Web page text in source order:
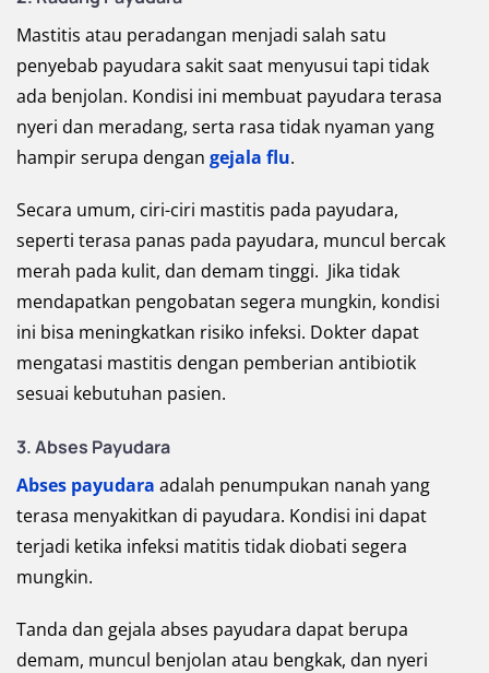
Mastitis atau peradangan menjadi salah satu
penyebab payudara sakit saat menyusui tapi tidak
ada benjolan. Kondisi ini membuat payudara terasa
nyeri dan meradang, serta rasa tidak nyaman yang
hampir serupa dengan gejala flu.
Secara umum, ciri-ciri mastitis pada payudara,
seperti terasa panas pada payudara, muncul bercak
merah pada kulit, dan demam tinggi. Jika tidak
mendapatkan pengobatan segera mungkin, kondisi
ini bisa meningkatkan risiko infeksi. Dokter dapat
mengatasi mastitis dengan pemberian antibiotik
sesuai kebutuhan pasien.
3. Abses Payudara
Abses payudara adalah penumpukan nanah yang
terasa menyakitkan di payudara. Kondisi ini dapat
terjadi ketika infeksi matitis tidak diobati segera
mungkin.
Tanda dan gejala abses payudara dapat berupa
demam, muncul benjolan atau bengkak, dan nyeri